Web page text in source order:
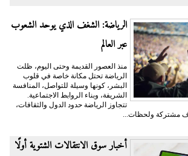
الرياضة: الشغف الذي يوحد الشعوب
عبر العالم
منذ العصور القديمة وحتى اليوم، ظلت
الرياضة تحتل مكانة خاصة في قلوب
البشر، كونها وسيلة للتواصل، المنافسة
الشريفة، وبناء الروابط الاجتماعية.
تتجاوز الرياضة حدود الدول والثقافات،
مشتركة ولحظات...
أخبار سوق الانتقالات الشتوية أولًا